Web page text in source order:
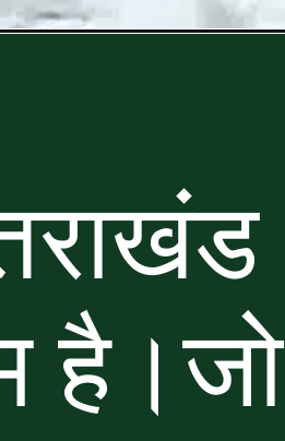
है।जो